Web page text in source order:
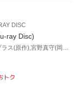
DISC
ray Disc)
トク